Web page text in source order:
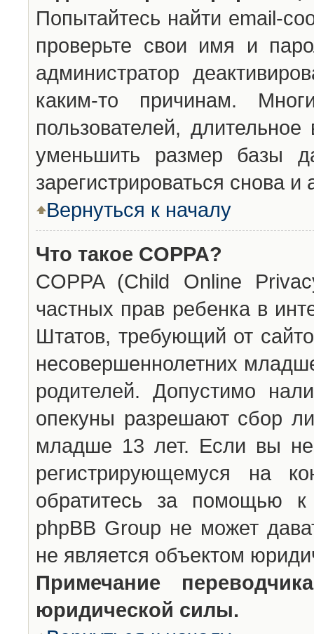
Попытайтесь найти email-
проверьте свои имя и
администратор
каким-то причинам.
пользователей,
уменьшить размер базы
зарегистрироваться снова и
Вернуться к началу
Что такое COPPA?
COPPA (Child Online
частных прав ребенка в
Штатов, требующий от
несовершеннолетних
родителей. Допустимо
опекуны разрешают сбор
младше 13 лет. Если вы
регистрирующемуся на
обратитесь за помощью к
phpBB Group не может
не является объектом
Примечание
юридической силы.